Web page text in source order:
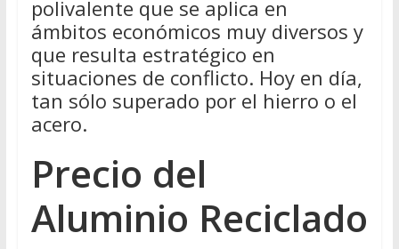
polivalente que se aplica en
ámbitos económicos muy diversos y
que resulta estratégico en
situaciones de conflicto. Hoy en día,
tan sólo superado por el hierro o el
acero.
Precio del
Aluminio Reciclado